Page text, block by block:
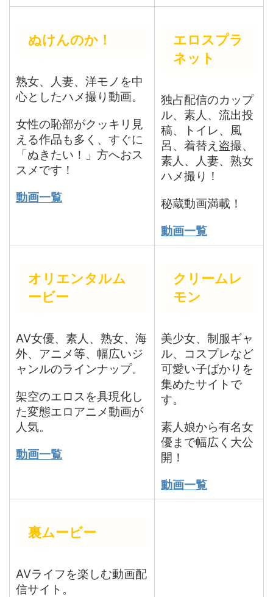
ぬけんのか！
熟女、人妻、洋モノを中
心としたハメ撮り動画。
女性の恥部がクッキリ見
える作品も多く、すぐに
「ぬきたい！」方へおス
スメです！
動画一覧
エロスプラ
ネット
独占配信のカップ
ル、素人、流出投
稿、トイレ、風
呂、着替え盗撮、
素人、人妻、熟女
ハメ撮り！
秘蔵動画満載！
動画一覧
オリエンタルム
ービー
AV女優、素人、熟女、海
外、アニメ等、幅広いジ
ャンルのラインナップ。
架空のエロスを具現化し
た変態エロアニメ動画が
人気。
動画一覧
クリームレ
モン
美少女、制服ギャ
ル、コスプレなど
可愛い子ばかりを
集めたサイトで
す。
素人娘から有名女
優まで幅広く大公
開！
動画一覧
裏ムービー
AVライフを楽しむ動画配
信サイト。